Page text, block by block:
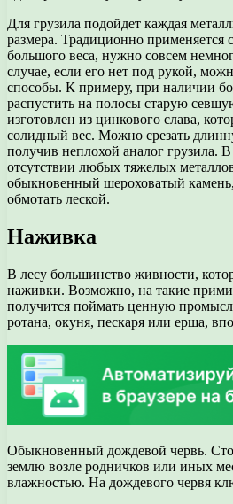
Для грузила подойдет каждая
размера. Традиционно применяется
большого веса, нужно совсем
случае, если его нет под рукой,
способы. К примеру, при наличии
распустить на полосы старую
изготовлен из цинкового слава,
солидный вес. Можно срезать
получив неплохой аналог грузила.
отсутствии любых тяжелых
обыкновенный шероховатый
обмотать леской.
Наживка
В лесу большинство живности,
наживки. Возможно, на такие
получится поймать ценную
ротана, окуня, пескаря или ерша,
Обыкновенный дождевой червь.
землю возле родничков или иных
влажностью. На дождевого червя